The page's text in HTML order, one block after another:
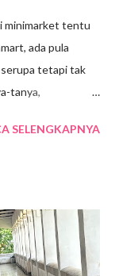
minimarket tentu
ada pula
serupa tetapi tak
tanya,
bawah ini! 1.
bentuk yang
tidak mungkin
1999 berdirilah
SELENGKAPNYA